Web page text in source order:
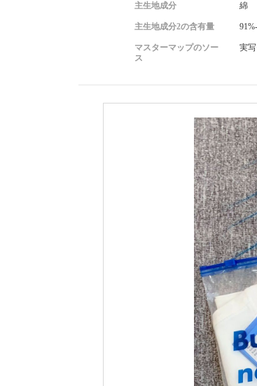
主生地成分 綿
主生地成分2の含有量
マスターマップのソー
ス
実